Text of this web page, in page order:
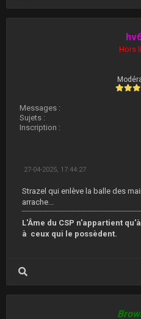
Hors
Messages :
Sujets :
Inscription :
27-04-2025, 17:44:27
Strazel qui enlève la balle des
arrache...
L'Âme du CSP n'appartient
à ceux qui le possèdent.